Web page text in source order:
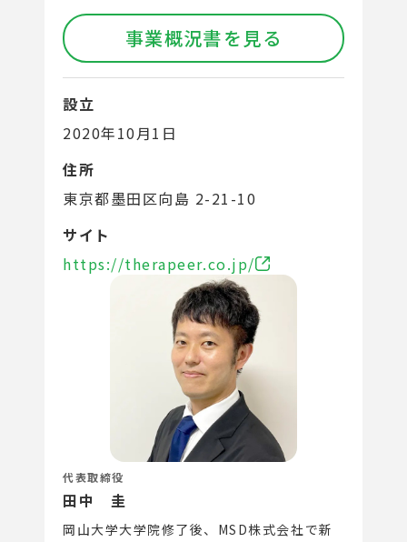
事業概況書を見る
設立
2020年10月1日
住所
東京都墨田区向島 2-21-10
サイト
https://therapeer.co.jp/
代表取締役
田中 圭
岡山大学大学院修了後、MSD株式会社で新